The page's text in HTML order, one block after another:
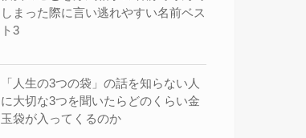
しまった際に言い逃れやすい名前ベス
ト3
「人生の3つの袋」の話を知らない人
に大切な3つを聞いたらどのくらい金
玉袋が入ってくるのか